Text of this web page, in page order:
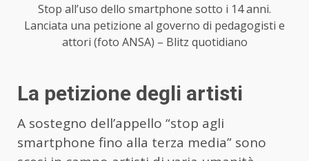
Stop all’uso dello smartphone sotto i 14 anni.
Lanciata una petizione al governo di pedagogisti e
attori (foto ANSA) – Blitz quotidiano
La petizione degli artisti
A sostegno dell’appello “stop agli
smartphone fino alla terza media” sono